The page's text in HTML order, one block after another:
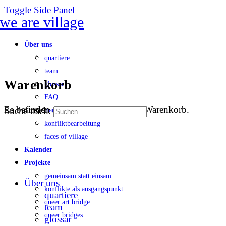
Toggle Side Panel
Über uns
quartiere
team
glossar
FAQ
transparenz
konfliktbearbeitung
faces of village
Kalender
Projekte
gemeinsam statt einsam
konflikte als ausgangspunkt
queer art bridge
queer bridges
Warenkorb
Es befinden sich keine Produkte im Warenkorb.
Suche nach:
Über uns
quartiere
team
glossar